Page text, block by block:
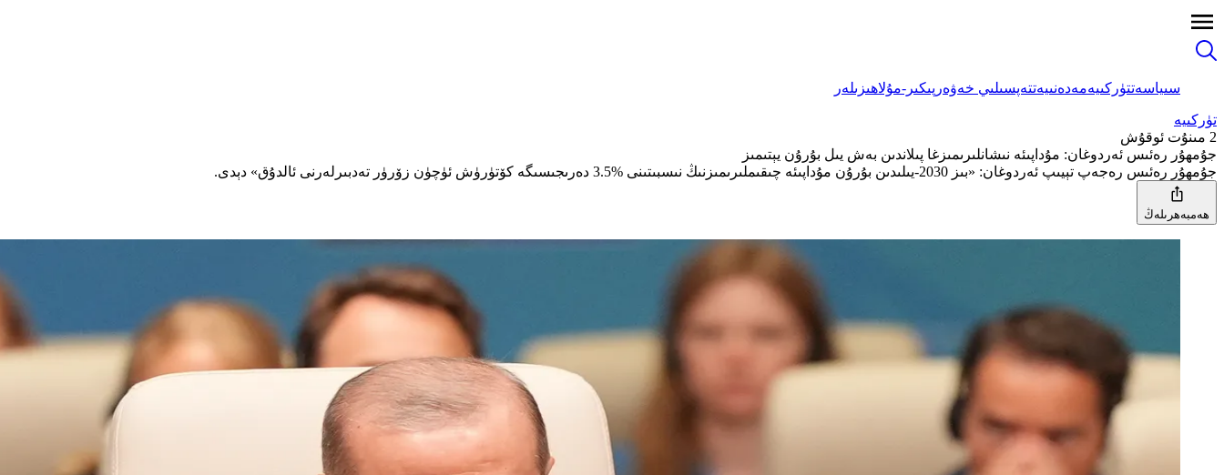
سىياسەتتۈركىيەمەدەنىيەتتەپسىلىي خەۋەر پىكىر-مۇلاھىزىلەر
تۈركىيە
2 مىنۇت ئوقۇش
جۇمھۇر رەئىس ئەردوغان: مۇداپىئە نىشانلىرىمىزغا پىلاندىن بەش يىل بۇرۇن يېتىمىز
جۇمھۇر رەئىس رەجەپ تېيىپ ئەردوغان: «بىز 2030-يىلىدىن بۇرۇن مۇداپىئە چىقىملىرىمىزنىڭ نىسبىتىنى %3.5 دەرىجىسىگە كۆتۈرۈش ئۈچۈن زۆرۈر تەدبىرلەرنى ئالدۇق» دېدى.
ھەمبەھرىلەڭ